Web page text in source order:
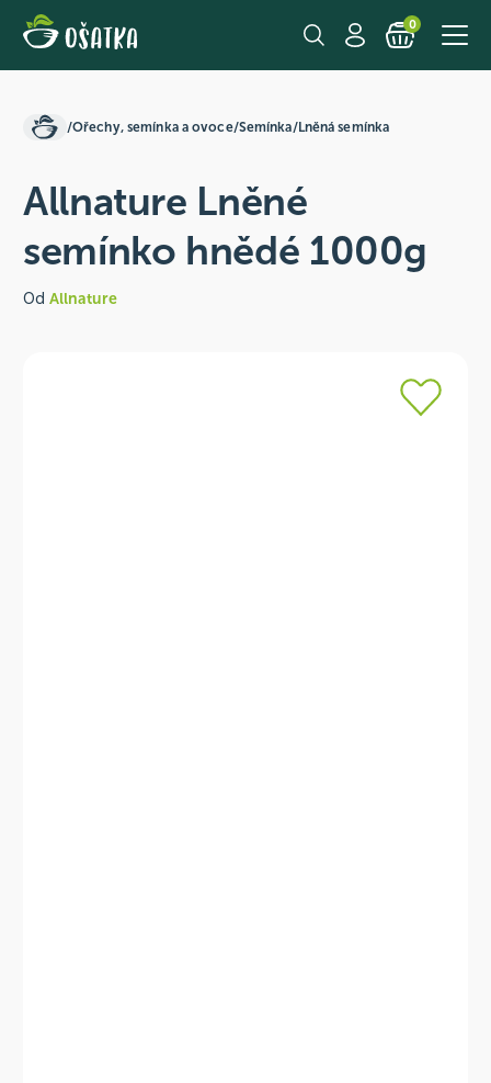
0
/Ořechy, semínka a ovoce/Semínka/Lněná semínka
Allnature Lněné
semínko hnědé 1000g
Od Allnature